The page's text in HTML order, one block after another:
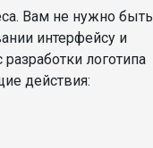
Вам не нужно быть
интерфейсу и
логотипа
действия: